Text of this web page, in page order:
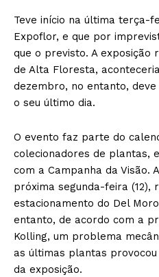
Teve início na última terça-
Expoflor, e que por
que o previsto. A exposição
de Alta Floresta,
dezembro, no entanto,
o seu último dia.
O evento faz parte do
colecionadores de plantas,
com a Campanha da Visão.
próxima segunda-feira (12),
estacionamento do Del
entanto, de acordo com a
Kolling, um problema
as últimas plantas
da exposição.